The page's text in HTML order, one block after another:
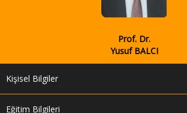
Prof. Dr.
Yusuf BALCI
Kişisel Bilgiler
Eğitim Bilgileri